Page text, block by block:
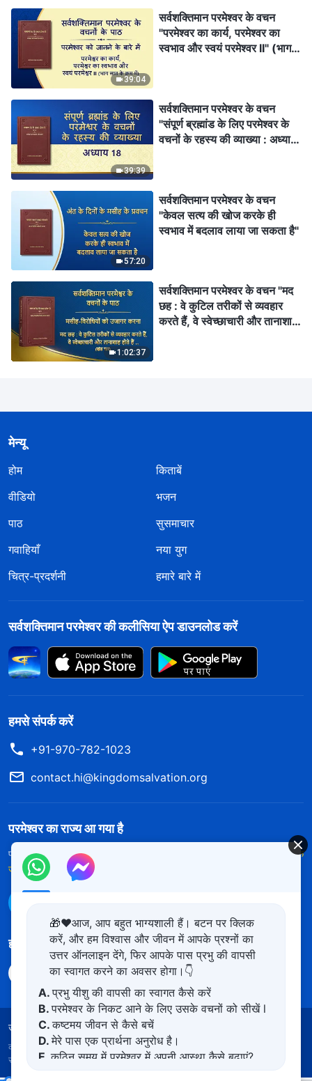
39:04
सर्वशक्तिमान परमेश्वर के वचन
"परमेश्वर का कार्य, परमेश्वर का
स्वभाव और स्वयं परमेश्वर II" (भाग
39:39
सर्वशक्तिमान परमेश्वर के वचन
"संपूर्ण ब्रह्मांड के लिए परमेश्वर के
वचनों के रहस्य की व्याख्या : अध्याय
57:20
सर्वशक्तिमान परमेश्वर के वचन
"केवल सत्य की खोज करके ही
स्वभाव में बदलाव लाया जा सकता है"
1:02:37
सर्वशक्तिमान परमेश्वर के वचन "मद
छह : वे कुटिल तरीकों से व्यवहार
करते हैं, वे स्वेच्छाचारी और तानाशाह
मेन्यू
होम
किताबें
वीडियो
भजन
पाठ
सुसमाचार
गवाहियाँ
नया युग
चित्र-प्रदर्शनी
हमारे बारे में
सर्वशक्तिमान परमेश्वर की कलीसिया ऐप डाउनलोड करें
हमसे संपर्क करें
+91-970-782-1023
contact.hi@kingdomsalvation.org
परमेश्वर का राज्य आ गया है
परमेश्वर का राज्य पृथ्वी पर आ गया है! क्या आप इसमें प्रवेश करना चाहते हैं?
और अधिक
जानें
हमारा अनुसरण करें
उपयोग की शर्तें गोपनीयता नीत साभार
कॉपीराइट © 2026 सर्वशक्तिमान परमेश्वर की कलीसिया।
सुरक्षित।
🎁❤️आज, आप बहुत भाग्यशाली हैं। बटन पर क्लिक
करें, और हम विश्वास और जीवन में आपके प्रश्नों का
उत्तर ऑनलाइन देंगे, फिर आपके पास प्रभु की वापसी
का स्वागत करने का अवसर होगा।👇
A.प्रभु यीशु की वापसी का स्वागत कैसे करें
B.परमेश्वर के निकट आने के लिए उसके वचनों को सीखें l
C.कष्टमय जीवन से कैसे बचें
D.मेरे पास एक प्रार्थना अनुरोध है।
E.कठिन समय में परमेश्वर में अपनी आस्था कैसे बढ़ाएं?